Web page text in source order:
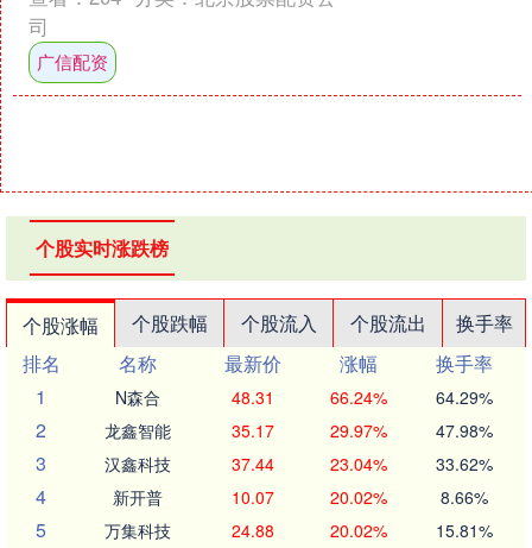
司
广信配资
个股实时涨跌榜
个股涨幅 个股跌幅 个股流入 个股流出
换手率
排名
名称 最新价 涨幅
换手率
1
N森合 48.31 66.24% 64.29%
2 龙鑫智能 35.17 29.97% 47.98%
3 汉鑫科技 37.44 23.04% 33.62%
4 新开普 10.07 20.02% 8.66%
5 万集科技 24.88 20.02% 15.81%